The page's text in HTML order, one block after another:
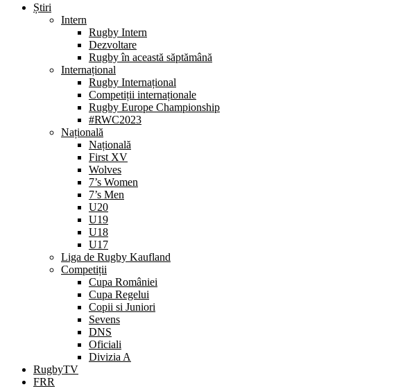
Știri
Intern
Rugby Intern
Dezvoltare
Rugby în această săptămână
Internațional
Rugby Internațional
Competiții internaționale
Rugby Europe Championship
#RWC2023
Națională
Națională
First XV
Wolves
7’s Women
7’s Men
U20
U19
U18
U17
Liga de Rugby Kaufland
Competiții
Cupa României
Cupa Regelui
Copii si Juniori
Sevens
DNS
Oficiali
Divizia A
RugbyTV
FRR